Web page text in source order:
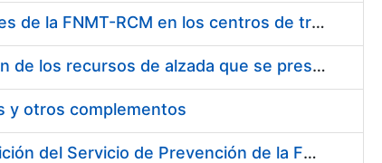
Suministro de gafas graduadas antiproyecciones para los trabajadores de la FNMT-RCM en los centros de trabajo de Madrid y Burgos
Servicios de una empresa externa para el asesoramiento y resolución de los recursos de alzada que se presentan relacionados con procesos de selección para la FNMT-RCM
y otros complementos
Servicio de Calibración y Verificación Externa de los Equipos de Medición del Servicio de Prevención de la FNMT-RCM